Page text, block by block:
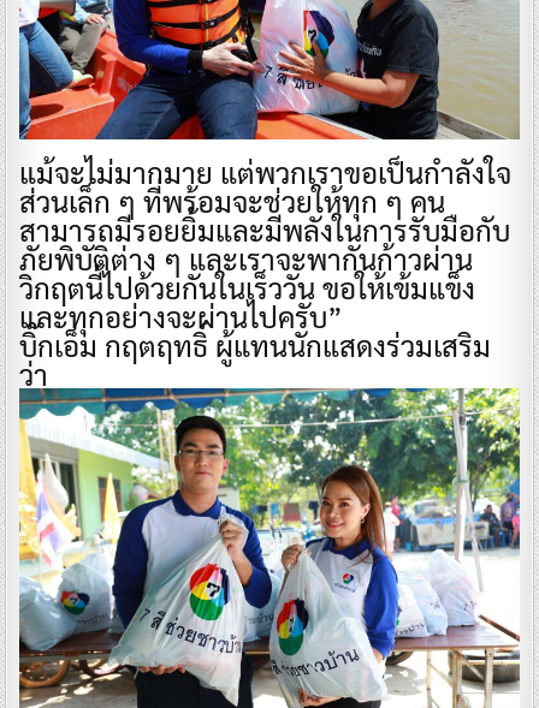
แม้จะไม่มากมาย แต่พวกเราขอเป็นกำลังใจ
ส่วนเล็ก ๆ ที่พร้อมจะช่วยให้ทุก ๆ คน
สามารถมีรอยยิ้มและมีพลังในการรับมือกับ
ภัยพิบัติต่าง ๆ และเราจะพากันก้าวผ่าน
วิกฤตนี้ไปด้วยกันในเร็ววัน ขอให้เข้มแข็ง
และทุกอย่างจะผ่านไปครับ”
​บิ๊กเอ็ม กฤตฤทธิ์ ผู้แทนนักแสดงร่วมเสริม
ว่า